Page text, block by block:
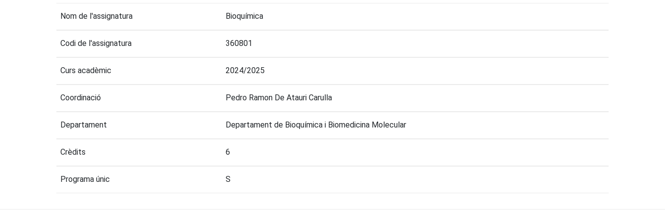
Nom de l'assignatura Bioquímica
Codi de l'assignatura 360801
Curs acadèmic 2024/2025
Coordinació Pedro Ramon De Atauri Carulla
Departament Departament de Bioquímica i Biomedicina Molecular
Crèdits 6
Programa únic S